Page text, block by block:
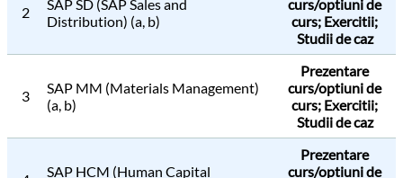
2
SAP SD (SAP Sales and
Distribution) (a, b)
curs/optiuni de
curs; Exercitii;
Studii de caz
3
SAP MM (Materials Management)
(a, b)
Prezentare
curs/optiuni de
curs; Exercitii;
Studii de caz
SAP HCM (Human Capital
Prezentare
curs/optiuni de